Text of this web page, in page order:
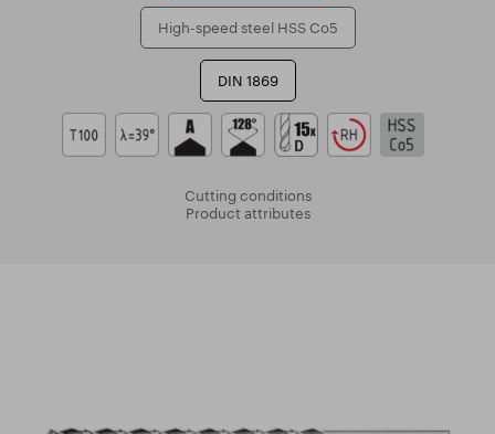
High-speed steel HSS Co5
DIN 1869
Cutting conditions
Product attributes